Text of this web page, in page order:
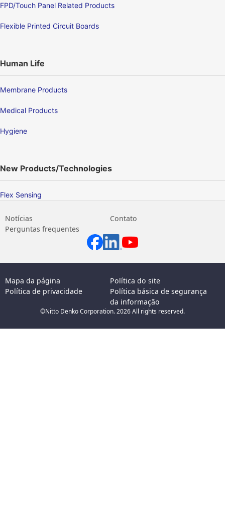
FPD/Touch Panel Related Products
Flexible Printed Circuit Boards
Human Life
Membrane Products
Medical Products
Hygiene
New Products/Technologies
Flex Sensing
Notícias
Contato
Perguntas frequentes
Mapa da página
Política do site
Política de privacidade
Política básica de segurança
da informação
©Nitto Denko Corporation. 2026 All rights reserved.